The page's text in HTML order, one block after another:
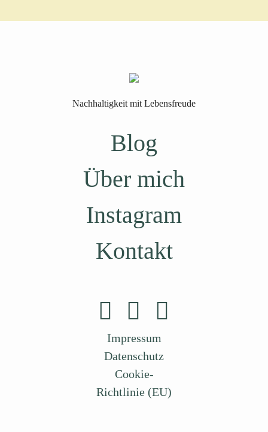
Nachhaltigkeit mit Lebensfreude
Blog
Über mich
Instagram
Kontakt
Impressum
Datenschutz
Cookie-
Richtlinie (EU)